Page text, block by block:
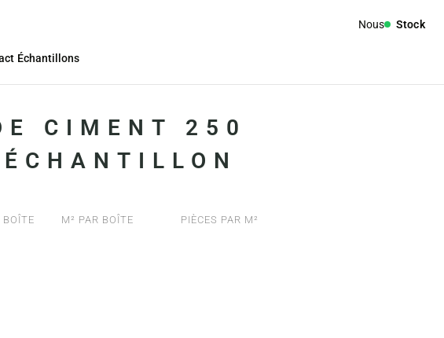
Nous Stock
Échantillons
CIMENT 250
BOÎTE M² PAR BOÎTE PIÈCES PAR M²